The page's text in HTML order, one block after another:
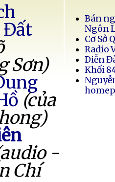
Đất
Sơn)
(của
-
Chí
Bán
Ngôn
Cơ Sở
Radio
Diễn
Khối